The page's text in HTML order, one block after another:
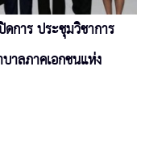
การ ประชุมวิชาการ
าลภาคเอกชนแห่ง